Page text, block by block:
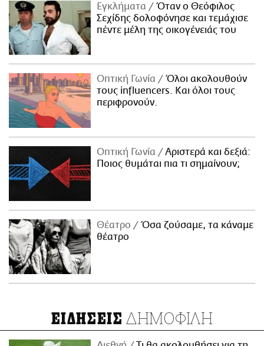
Εγκλήματα
Όταν ο Θεόφιλος
Σεχίδης δολοφόνησε και τεμάχισε
πέντε μέλη της οικογένειάς του
Οπτική Γωνία
Όλοι ακολουθούν
τους influencers. Και όλοι τους
περιφρονούν.
Οπτική Γωνία
Αριστερά και δεξιά:
Ποιος θυμάται πια τι σημαίνουν;
Θέατρο
Όσα ζούσαμε, τα κάναμε
θέατρο
ΕΙΔΗΣΕΙΣ ΔΗΜΟΦΙΛΗ